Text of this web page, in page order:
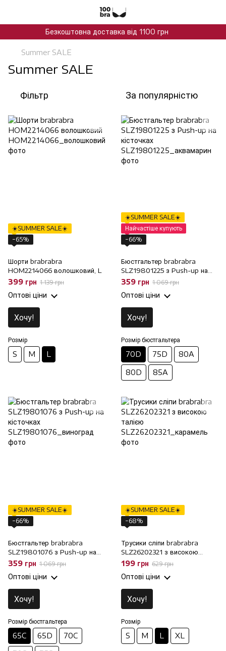
Безкоштовна доставка від 1100 грн
Summer SALE
Summer SALE
Фільтр За популярністю
☀️SUMMER SALE☀️
−65%
Шорти brabrabra
HOM2214066 волошковий, L
399 грн 1 139 грн
Оптові ціни
Хочу!
Розмір
S M L
☀️SUMMER SALE☀️
Найчастіше купують
−66%
Бюстгальтер brabrabra
SLZ19801225 з Push-up на
кісточках, 70D
359 грн 1 069 грн
Оптові ціни
Хочу!
Розмір бюстгальтера
70D 75D 80A
80D 85A
☀️SUMMER SALE☀️
−66%
Бюстгальтер brabrabra
SLZ19801076 з Push-up на
кісточках, 65C
359 грн 1 069 грн
Оптові ціни
Хочу!
Розмір бюстгальтера
65C 65D 70C
☀️SUMMER SALE☀️
−68%
Трусики сліпи brabrabra
SLZ26202321 з високою
талією, L
199 грн 629 грн
Оптові ціни
Хочу!
Розмір
S M L XL